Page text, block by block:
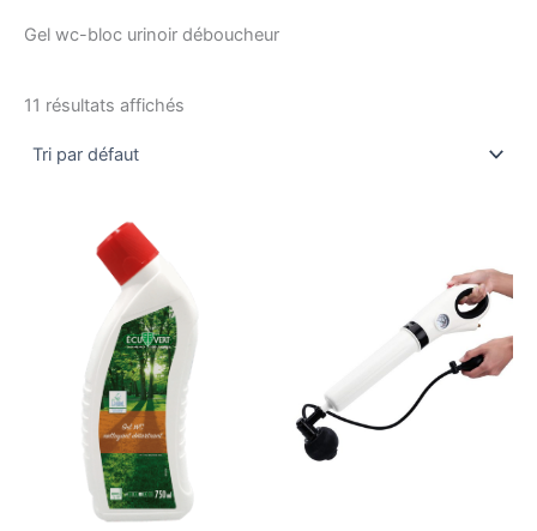
Gel wc-bloc urinoir déboucheur
11 résultats affichés